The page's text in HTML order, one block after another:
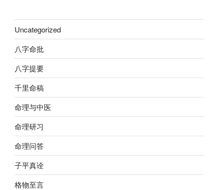
Uncategorized
八字命批
八字提要
千里命稿
命理与中医
命理研习
命理问答
子平真诠
格物至言